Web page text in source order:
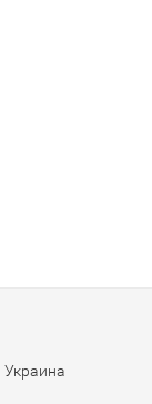
Украина